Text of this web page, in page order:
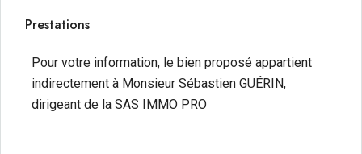
Prestations
Pour votre information, le bien proposé appartient
indirectement à Monsieur Sébastien GUÉRIN,
dirigeant de la SAS IMMO PRO